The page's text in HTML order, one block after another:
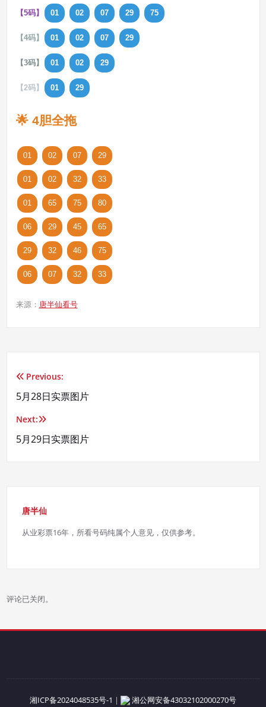
【5码】 01 02 07 29 75
【4码】 01 02 07 29
【3码】 01 02 29
【2码】 01 29
🌟 4胆全拖
01 02 07 29
01 02 32 33
01 65 75 80
06 29 45 65
29 32 46 75
06 07 32 33
来源： 唐半仙看号
文
章
导
Previous:
5月28日实票图片
Next:
5月29日实票图片
唐半仙
从业彩票16年，所看号码纯属个人意见，仅供参考。
评论已关闭。
湘ICP备2024048535号-1 |
湘公网安备43032102000270号